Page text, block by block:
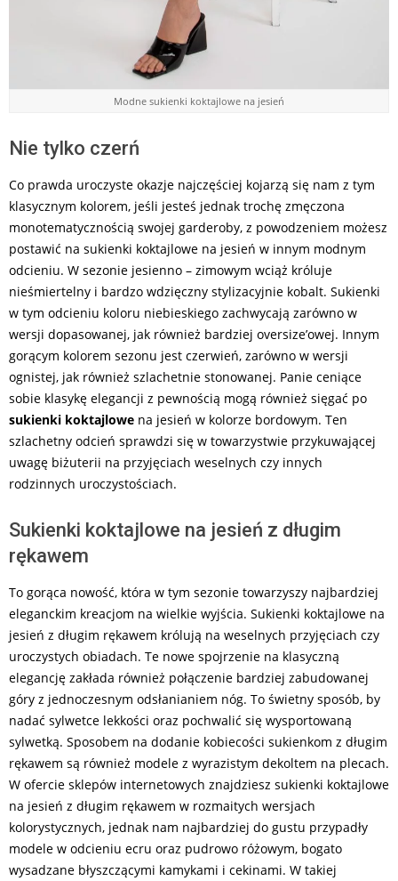
Modne sukienki koktajlowe na jesień
Nie tylko czerń
Co prawda uroczyste okazje najczęściej kojarzą się nam z tym
klasycznym kolorem, jeśli jesteś jednak trochę zmęczona
monotematycznością swojej garderoby, z powodzeniem możesz
postawić na sukienki koktajlowe na jesień w innym modnym
odcieniu. W sezonie jesienno – zimowym wciąż króluje
nieśmiertelny i bardzo wdzięczny stylizacyjnie kobalt. Sukienki
w tym odcieniu koloru niebieskiego zachwycają zarówno w
wersji dopasowanej, jak również bardziej oversize’owej. Innym
gorącym kolorem sezonu jest czerwień, zarówno w wersji
ognistej, jak również szlachetnie stonowanej. Panie ceniące
sobie klasykę elegancji z pewnością mogą również sięgać po
sukienki koktajlowe na jesień w kolorze bordowym. Ten
szlachetny odcień sprawdzi się w towarzystwie przykuwającej
uwagę biżuterii na przyjęciach weselnych czy innych
rodzinnych uroczystościach.
Sukienki koktajlowe na jesień z długim
rękawem
To gorąca nowość, która w tym sezonie towarzyszy najbardziej
eleganckim kreacjom na wielkie wyjścia. Sukienki koktajlowe na
jesień z długim rękawem królują na weselnych przyjęciach czy
uroczystych obiadach. Te nowe spojrzenie na klasyczną
elegancję zakłada również połączenie bardziej zabudowanej
góry z jednoczesnym odsłanianiem nóg. To świetny sposób, by
nadać sylwetce lekkości oraz pochwalić się wysportowaną
sylwetką. Sposobem na dodanie kobiecości sukienkom z długim
rękawem są również modele z wyrazistym dekoltem na plecach.
W ofercie sklepów internetowych znajdziesz sukienki koktajlowe
na jesień z długim rękawem w rozmaitych wersjach
kolorystycznych, jednak nam najbardziej do gustu przypadły
modele w odcieniu ecru oraz pudrowo różowym, bogato
wysadzane błyszczącymi kamykami i cekinami. W takiej